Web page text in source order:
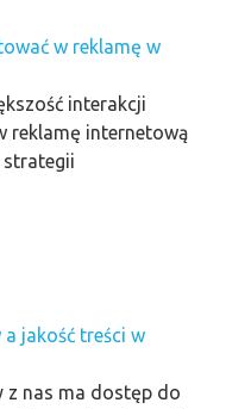
w reklamę w
interakcji
reklamę internetową
strategii
jakość treści w
z nas ma dostęp do